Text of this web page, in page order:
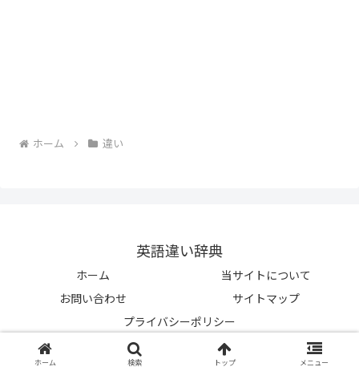
ホーム 違い
英語違い辞典
ホーム
当サイトについて
お問い合わせ
サイトマップ
プライバシーポリシー
© 2023-2026 英語違い辞典.
ホーム 検索 トップ メニュー